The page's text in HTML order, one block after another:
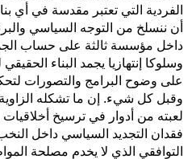
الفردية التي تعتبر مقدسة في أي
أن ننسلخ من التوجه السياسي
داخل مؤسسة ثالثة على حساب
وسلوكا إنتهازيا يجمد البناء
على وضوح البرامج والتصورات
وقبل كل شيء. إن ما تشكله
لعبته من أدوار في ترسيخ
فقدان التجديد السياسي داخل
التوافقي الذي لا يخدم مصلحة